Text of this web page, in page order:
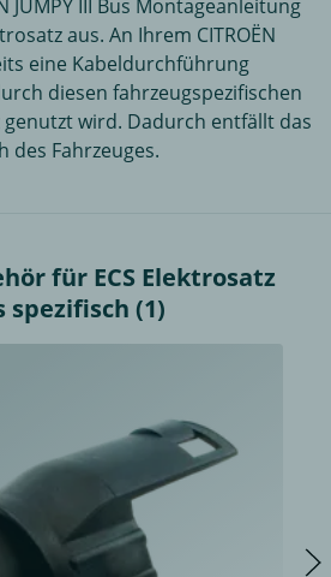
JUMPY III Bus Montageanleitung
aus. An Ihrem CITROËN
eine Kabeldurchführung
diesen fahrzeugspezifischen
wird. Dadurch entfällt das
des Fahrzeuges.
für ECS Elektrosatz
spezifisch (1)